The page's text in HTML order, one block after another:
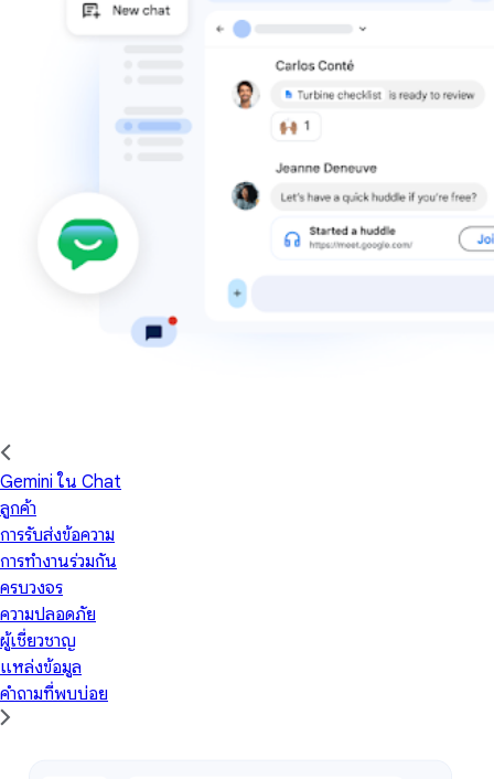
Gemini ใน Chat
ลูกค้า
การรับส่งข้อความ
การทำงานร่วมกัน
ครบวงจร
ความปลอดภัย
ผู้เชี่ยวชาญ
แหล่งข้อมูล
คำถามที่พบบ่อย